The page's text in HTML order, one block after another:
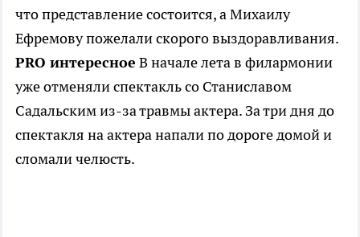
что представление состоится, а Михаилу
Ефремову пожелали скорого выздоравливания.
PRO интересное В начале лета в филармонии
уже отменяли спектакль со Станиславом
Садальским из-за травмы актера. За три дня до
спектакля на актера напали по дороге домой и
сломали челюсть.